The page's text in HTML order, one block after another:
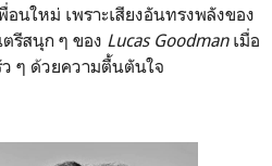
นใหม่ เพราะเสียงอันทรงพลังของ
รีสนุก ๆ ของ Lucas Goodmanเมื่อ
ๆ ด้วยความตื้นตันใจ